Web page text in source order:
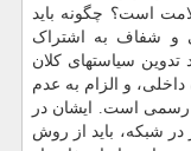
است؟ چگونه باید
و شفاف به اشتراک
سیاستهای کلان
و الزام به عدم
رسمی است. ایشان در
شبکه، باید از روش